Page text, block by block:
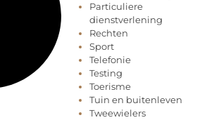
Particuliere
dienstverlening
Rechten
Sport
Telefonie
Testing
Toerisme
Tuin en buitenleven
Tweewielers